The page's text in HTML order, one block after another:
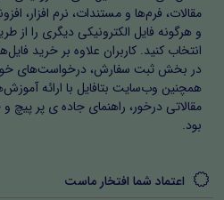
مقالات، فرم‌ها و مستندات، نرم افزار،
و هرگونه فایل الکترونیکی دیگری را از
انتخاب کنید. کاربران علاوه بر خرید
در بخش ثبت سفارش، درخواست‌های خود
همچنین وب‌سایت بتافایل با ارائه
مقالاتی درخور، راهنمای جاده ی پر پیچ
بود.
اعتماد شما افتخار ماست